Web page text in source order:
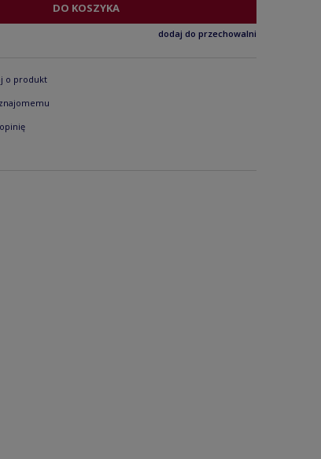
DO KOSZYKA
dodaj do przechowalni
o produkt